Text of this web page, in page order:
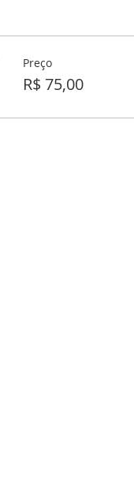
Preço
R$ 75,00